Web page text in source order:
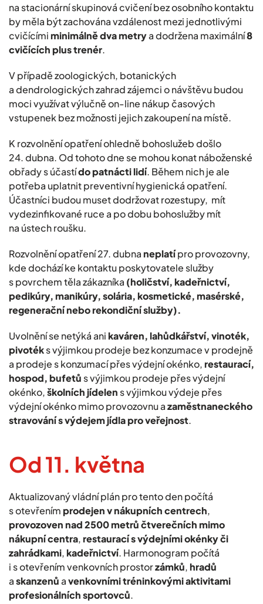
na stacionární skupinová cvičení bez osobního kontaktu
by měla být zachována vzdálenost mezi jednotlivými
cvičícímiminimálně dva metrya dodržena maximální8
cvičících plus trenér.
V případě zoologických, botanických
a dendrologických zahrad zájemci o návštěvu budou
moci využívat výlučně on-line nákup časových
vstupenek bez možnosti jejich zakoupení na místě.
K rozvolnění opatření ohledně bohoslužeb došlo
24. dubna. Od tohoto dne se mohou konat náboženské
obřady s účastído patnácti lidí. Během nich je ale
potřeba uplatnit preventivní hygienická opatření.
Účastníci budou muset dodržovat rozestupy, mít
vydezinfikované ruce a po dobu bohoslužby mít
na ústech roušku.
Rozvolnění opatření 27. dubnaneplatípro provozovny,
kde dochází ke kontaktu poskytovatele služby
s povrchem těla zákazníka (holičství, kadeřnictví,
pedikúry, manikúry, solária, kosmetické, masérské,
regenerační nebo rekondiční služby).
Uvolnění se netýká anikaváren, lahůdkářství, vinoték,
pivotéks výjimkou prodeje bez konzumace v prodejně
a prodeje s konzumací přes výdejní okénko,restaurací,
hospod, bufetů s výjimkou prodeje přes výdejní
okénko,školních jídelen s výjimkou výdeje přes
výdejní okénko mimo provozovnu azaměstnaneckého
stravovánís výdejem jídla pro veřejnost.
Od 11. května
Aktualizovaný vládní plán pro tento den počítá
s otevřenímprodejen v nákupních centrech,
provozoven nad 2500 metrů čtverečních mimo
nákupní centra,restauracís výdejními okénkyči
zahrádkami,kadeřnictví. Harmonogram počítá
i s otevřením venkovních prostorzámků,hradů
askanzenůavenkovními tréninkovými aktivitami
profesionálních sportovců.